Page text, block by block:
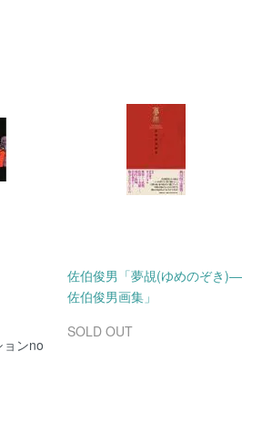
ンno
佐伯俊男「夢覘(ゆめのぞき)―
佐伯俊男画集」
SOLD OUT